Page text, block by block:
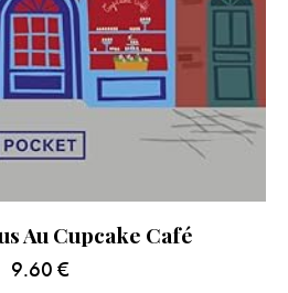
Au Cupcake Café
9.60 €